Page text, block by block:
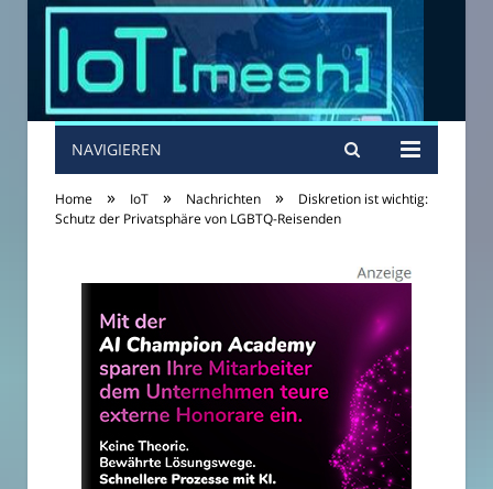
NAVIGIEREN
Home » IoT » Nachrichten »
Diskretion ist wichtig:
Schutz der Privatsphäre von LGBTQ-Reisenden